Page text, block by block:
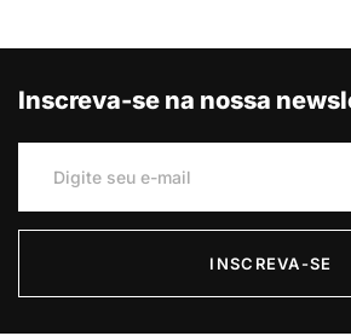
Inscreva-se na nossa
INSCREVA-SE